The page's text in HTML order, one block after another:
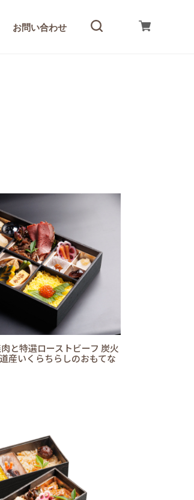
お問い合わせ
と特選ローストビーフ 炭火
産いくらちらしのおもてな